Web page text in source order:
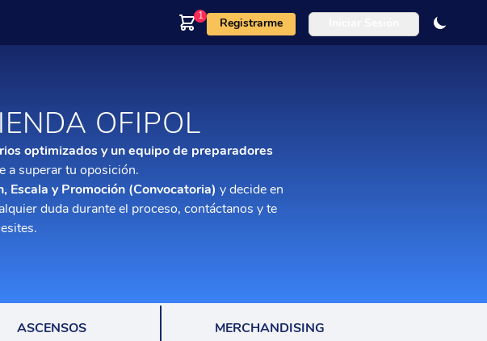
1
Registrarme
OFIPOL
optimizados y un equipo de preparadores
a superar tu oposición.
Escala y Promoción (Convocatoria) y decide en
duda durante el proceso, contáctanos y te
ASCENSOS MERCHANDISING